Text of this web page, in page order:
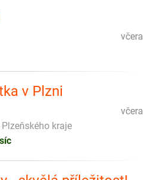
včera
v Plzni
včera
kraje